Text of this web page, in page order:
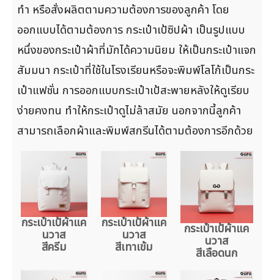
ทำ หรือสั่งผลิตตามความต้องการของลูกค้า โดย
ออกแบบได้ตามต้องการ กระเป๋าเป้ซิปผ้า เป็นรูปแบบ
หนึ่งของกระเป๋าผ้าที่มักได้ความนิยม ให้เป็นกระเป๋าแจก
สัมมนา กระเป๋าที่ใช้ในโรงเรียนหรือจะพิมพ์โลโก้เป็นกระ
เป๋าแฟชั่น การออกแบบกระเป๋าเป้สะพายหลังให้ดูเรียบ
ง่ายคงทน ทำให้กระเป๋าดูไม่ล้าสมัย นอกจากนี้ลูกค้า
สามารถเลือกผ้าและพิมพ์สกรีนได้ตามต้องการอีกด้วย
กระเป๋าเป้ผ้าแค
นวาส
สีครีม
กระเป๋าเป้ผ้าแค
นวาส
สีเทาเข้ม
กระเป๋าเป้ผ้าแค
นวาส
สีเลือดนก